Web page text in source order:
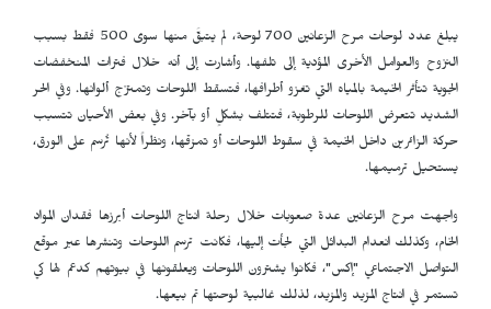
يبلغ عدد لوحات مرح الزعانين 700 لوحة، لم يتبقَّ منها سوى 500 فقط بسبب
النزوح والعوامل الأخرى المؤدية إلى تلفها. وأشارت إلى أنه خلال فترات المنخفضات
الجوية تتأثر الخيمة بالمياه التي تغزو أطرافها، فتسقط اللوحات وتمتزج ألوانها. وفي الحر
الشديد تتعرض اللوحات للرطوبة، فتتلف بشكلٍ أو بآخر. وفي بعض الأحيان تتسبب
حركة الزائرين داخل الخيمة في سقوط اللوحات أو تمزقها، ونظراً لأنها تُرسم على الورق،
يستحيل ترميمها.
واجهت مرح الزعانين عدة صعوبات خلال رحلة انتاج اللوحات أبرزها فقدان المواد
الخام، وكذلك انعدام البدائل التي لجأت إليها، فكانت ترسم اللوحات وتنشرها عبر موقع
التواصل الاجتماعي "إكس"، فكانوا يشترون اللوحات ويعلقونها في بيوتهم كدعم لها كي
تستمر في انتاج المزيد والمزيد، لذلك غالبية لوحتها تم بيعها.